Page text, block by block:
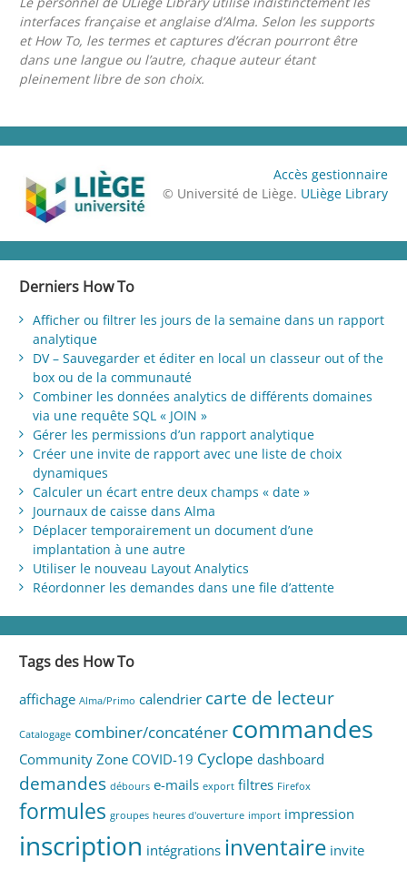
interfaces française et anglaise d’Alma. Selon les supports
et How To, les termes et captures d’écran pourront être
dans une langue ou l’autre, chaque auteur étant
pleinement libre de son choix.
Accès gestionnaire
© Université de Liège. ULiège Library
Derniers How To
Afficher ou filtrer les jours de la semaine dans un rapport
analytique
DV – Sauvegarder et éditer en local un classeur out of the
box ou de la communauté
Combiner les données analytics de différents domaines
via une requête SQL « JOIN »
Gérer les permissions d’un rapport analytique
Créer une invite de rapport avec une liste de choix
dynamiques
Calculer un écart entre deux champs « date »
Journaux de caisse dans Alma
Déplacer temporairement un document d’une
implantation à une autre
Utiliser le nouveau Layout Analytics
Réordonner les demandes dans une file d’attente
Tags des How To
affichage Alma/Primo calendrier carte de lecteur
Catalogage combiner/concaténer commandes
Community Zone COVID-19 Cyclope dashboard
demandes débours e-mails export filtres Firefox
formules groupes heures d'ouverture import impression
inscription intégrations inventaire invite